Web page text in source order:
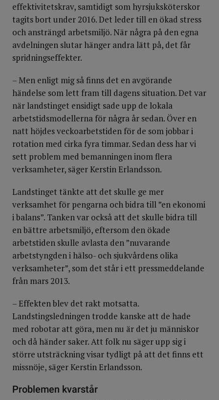
effektivitetskrav, samtidigt som hyrsjuksköterskor
tagits bort under 2016. Det leder till en ökad stress
och ansträngd arbetsmiljö. När några på den egna
avdelningen slutar hänger andra lätt på, det får
spridningseffekter.
– Men enligt mig så finns det en avgörande
händelse som lett fram till dagens situation. Det var
när landstinget ensidigt sade upp de lokala
arbetstidsmodellerna för några år sedan. Över en
natt höjdes veckoarbetstiden för de som jobbar i
rotation med cirka fyra timmar. Sedan dess har vi
sett problem med bemanningen inom flera
verksamheter, säger Kerstin Erlandsson.
Landstinget tänkte att det skulle ge mer
verksamhet för pengarna och bidra till ”en ekonomi
i balans”. Tanken var också att det skulle bidra till
en bättre arbetsmiljö, eftersom den ökade
arbetstiden skulle avlasta den ”nuvarande
arbetstyngden i hälso- och sjukvårdens olika
verksamheter”, som det står i ett pressmeddelande
från mars 2013.
– Effekten blev det rakt motsatta.
Landstingsledningen trodde kanske att de hade
med robotar att göra, men nu är det ju människor
och då händer saker. Att folk nu säger upp sig i
större utsträckning visar tydligt på att det finns ett
missnöje, säger Kerstin Erlandsson.
Problemen kvarstår